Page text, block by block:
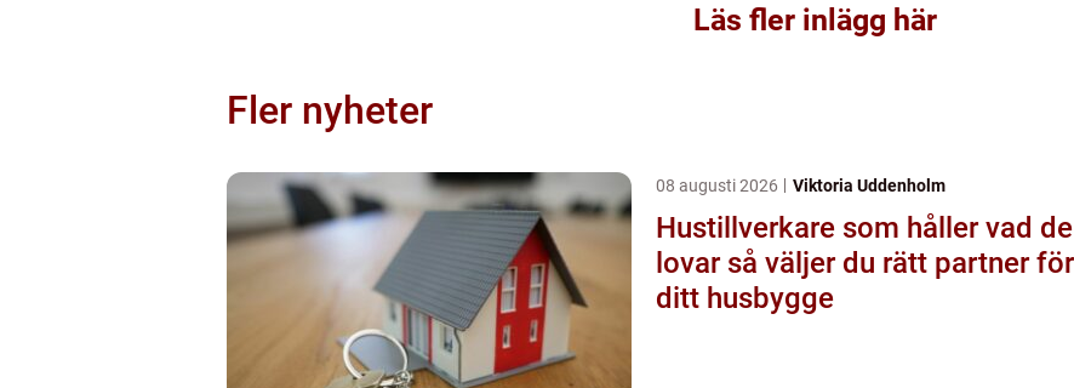
Läs fler inlägg här
Fler nyheter
08 augusti 2026 Viktoria Uddenholm
Hustillverkare som håller vad de
lovar så väljer du rätt partner för
ditt husbygge